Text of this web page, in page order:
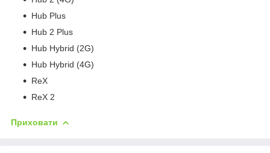
Hub Plus
Hub 2 Plus
Hub Hybrid (2G)
Hub Hybrid (4G)
ReX
ReX 2
Приховати